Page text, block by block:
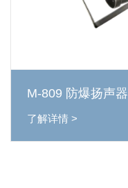
M-809 防爆扬声器
了解详情 >